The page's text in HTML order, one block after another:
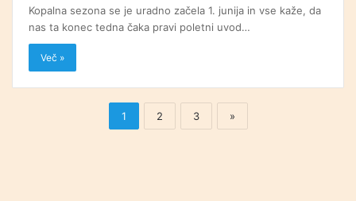
Kopalna sezona se je uradno začela 1. junija in vse kaže, da
nas ta konec tedna čaka pravi poletni uvod…
Več »
1 2 3 »